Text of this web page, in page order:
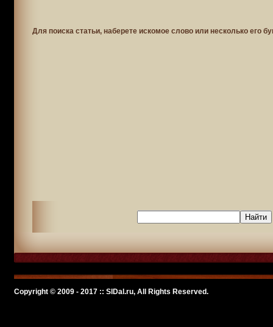
Для поиска статьи, наберете искомое слово или несколько его
Copyright © 2009 - 2017 :: SlDal.ru, All Rights Reserved.